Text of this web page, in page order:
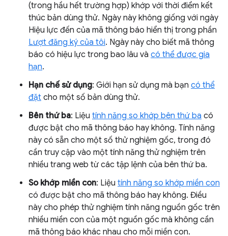
(trong hầu hết trường hợp) khớp với thời điểm kết
thúc bản dùng thử. Ngày này không giống với ngày
Hiệu lực đến của mã thông báo hiển thị trong phần
Lượt đăng ký của tôi. Ngày này cho biết mã thông
báo có hiệu lực trong bao lâu và có thể được gia
hạn.
Hạn chế sử dụng: Giới hạn sử dụng mà bạn có thể
đặt cho một số bản dùng thử.
Bên thứ ba: Liệu tính năng so khớp bên thứ ba có
được bật cho mã thông báo hay không. Tính năng
này có sẵn cho một số thử nghiệm gốc, trong đó
cần truy cập vào một tính năng thử nghiệm trên
nhiều trang web từ các tập lệnh của bên thứ ba.
So khớp miền con: Liệu tính năng so khớp miền con
có được bật cho mã thông báo hay không. Điều
này cho phép thử nghiệm tính năng nguồn gốc trên
nhiều miền con của một nguồn gốc mà không cần
mã thông báo khác nhau cho mỗi miền con.